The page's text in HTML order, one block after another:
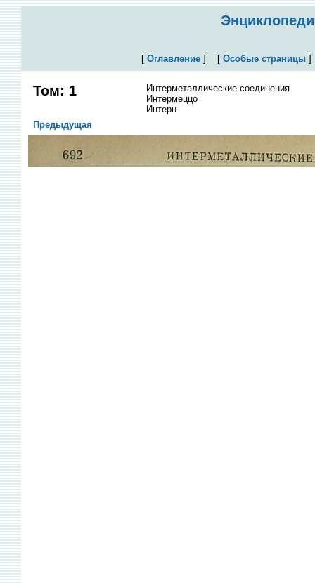
[ Оглавление] [ Особые страницы
Том: 1
Интерметаллические соединения
Интермеццо
Интерн
Предыдущая